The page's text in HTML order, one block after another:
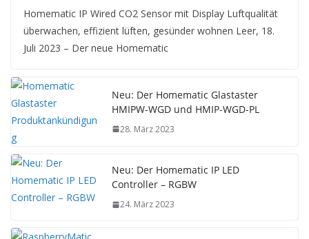
Homematic IP Wired CO2 Sensor mit Display Luftqualität
überwachen, effizient lüften, gesünder wohnen Leer, 18.
Juli 2023 – Der neue Homematic
Neu: Der Homematic Glastaster
HMIPW-WGD und HMIP-WGD-PL
28. März 2023
Neu: Der Homematic IP LED
Controller – RGBW
24. März 2023